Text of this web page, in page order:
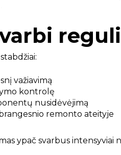
važiavimą
kontrolę
nusidėvėjimą
remonto ateityje
ypač svarbus intensyviai